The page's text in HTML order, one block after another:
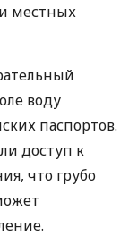
местных
воду
паспортов.
доступ к
что грубо